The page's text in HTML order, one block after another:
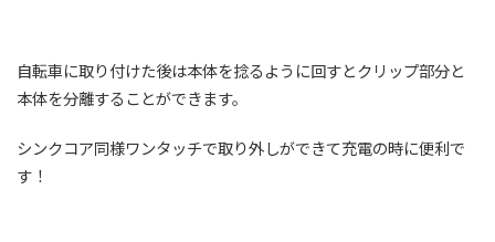
自転車に取り付けた後は本体を捻るように回すとクリップ部分と
本体を分離することができます。
シンクコア同様ワンタッチで取り外しができて充電の時に便利で
す！